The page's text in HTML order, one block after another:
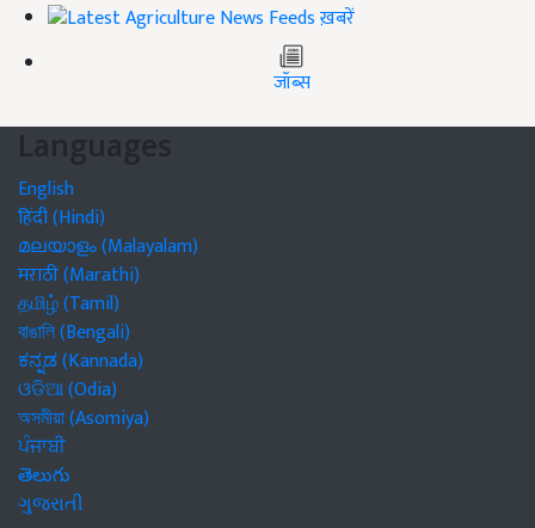
ख़बरें
जॉब्स
Languages
English
हिंदी (Hindi)
മലയാളം (Malayalam)
मराठी (Marathi)
தமிழ் (Tamil)
বাঙালি (Bengali)
ಕನ್ನಡ (Kannada)
ଓଡିଆ (Odia)
অসমীয়া (Asomiya)
ਪੰਜਾਬੀ
తెలుగు
ગુજરાતી